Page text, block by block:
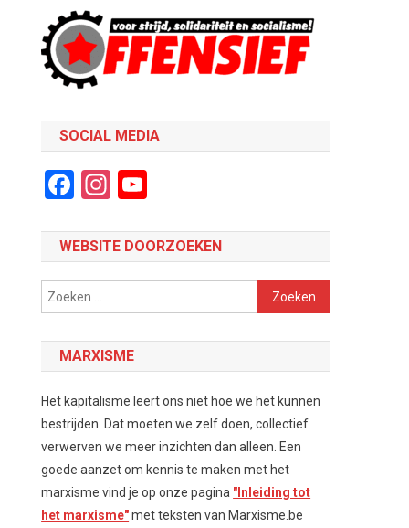
SOCIAL MEDIA
Facebook
Instagram
WEBSITE DOORZOEKEN
Zoeken
naar:
MARXISME
Het kapitalisme leert ons niet hoe we het kunnen
bestrijden. Dat moeten we zelf doen, collectief
verwerven we meer inzichten dan alleen. Een
goede aanzet om kennis te maken met het
marxisme vind je op onze pagina "Inleiding tot
het marxisme"met teksten van Marxisme.be